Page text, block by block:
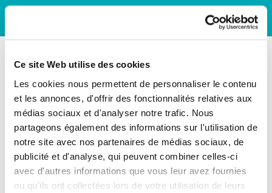
Ce site Web utilise des cookies
Les cookies nous permettent de personnaliser le contenu
et les annonces, d'offrir des fonctionnalités relatives aux
médias sociaux et d'analyser notre trafic. Nous
partageons également des informations sur l'utilisation de
notre site avec nos partenaires de médias sociaux, de
publicité et d'analyse, qui peuvent combiner celles-ci
avec d'autres informations que vous leur avez fournies
ou qu'ils ont collectées lors de votre utilisation de leurs